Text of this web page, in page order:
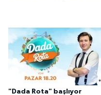
"Dada Rota" başlıyor